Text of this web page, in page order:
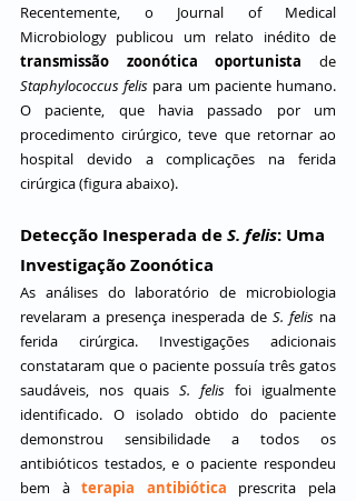
Recentemente, o Journal of Medical
transmissão zoonótica oportunista de
Staphylococcus felis para um paciente humano.
O paciente, que havia passado por um
procedimento cirúrgico, teve que retornar ao
hospital devido a complicações na ferida
cirúrgica (figura abaixo).
Detecção Inesperada de S. felis: Uma
Investigação Zoonótica
As análises do laboratório de microbiologia
revelaram a presença inesperada de S. felis na
ferida cirúrgica. Investigações adicionais
constataram que o paciente possuía três gatos
saudáveis, nos quais S. felis foi igualmente
identificado. O isolado obtido do paciente
demonstrou sensibilidade a todos os
antibióticos testados, e o paciente respondeu
bem à terapia antibiótica prescrita pela